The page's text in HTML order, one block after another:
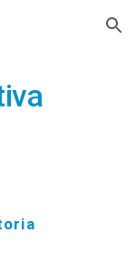
Skip to navigation